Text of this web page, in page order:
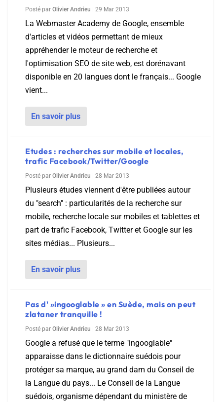
Posté par Olivier Andrieu 29 Mar 2013
La Webmaster Academy de Google, ensemble
d'articles et vidéos permettant de mieux
appréhender le moteur de recherche et
l'optimisation SEO de site web, est dorénavant
disponible en 20 langues dont le français... Google
vient...
En savoir plus
Etudes : recherches sur mobile et locales,
trafic Facebook/Twitter/Google
Posté par Olivier Andrieu 28 Mar 2013
Plusieurs études viennent d'être publiées autour
du "search" : particularités de la recherche sur
mobile, recherche locale sur mobiles et tablettes et
part de trafic Facebook, Twitter et Google sur les
sites médias... Plusieurs...
En savoir plus
Pas d' »ingooglable » en Suède, mais on peut
zlataner tranquille !
Posté par Olivier Andrieu 28 Mar 2013
Google a refusé que le terme "ingooglable"
apparaisse dans le dictionnaire suédois pour
protéger sa marque, au grand dam du Conseil de
la Langue du pays... Le Conseil de la Langue
suédois, organisme dépendant du ministère de